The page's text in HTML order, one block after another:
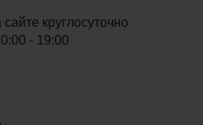
круглосуточно
- 19:00